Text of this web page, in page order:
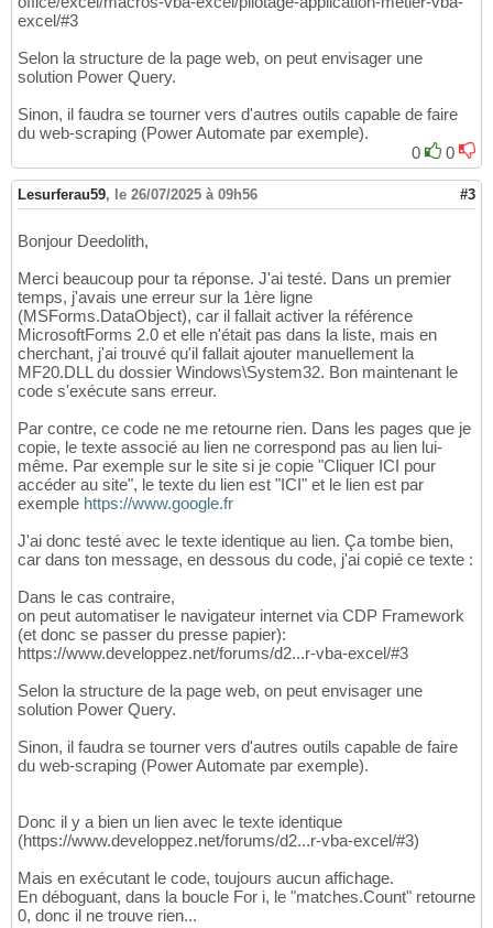
excel/#3
Selon la structure de la page web, on peut envisager une
solution Power Query.
Sinon, il faudra se tourner vers d'autres outils capable de faire
du web-scraping (Power Automate par exemple).
0
0
Lesurferau59, le 26/07/2025 à 09h56 #3
Bonjour Deedolith,
Merci beaucoup pour ta réponse. J'ai testé. Dans un premier
temps, j'avais une erreur sur la 1ère ligne
(MSForms.DataObject), car il fallait activer la référence
MicrosoftForms 2.0 et elle n'était pas dans la liste, mais en
cherchant, j'ai trouvé qu'il fallait ajouter manuellement la
MF20.DLL du dossier Windows\System32. Bon maintenant le
code s'exécute sans erreur.
Par contre, ce code ne me retourne rien. Dans les pages que je
copie, le texte associé au lien ne correspond pas au lien lui-
même. Par exemple sur le site si je copie "Cliquer ICI pour
accéder au site", le texte du lien est "ICI" et le lien est par
exemple https://www.google.fr
J'ai donc testé avec le texte identique au lien. Ça tombe bien,
car dans ton message, en dessous du code, j'ai copié ce texte :
Dans le cas contraire,
on peut automatiser le navigateur internet via CDP Framework
(et donc se passer du presse papier):
https://www.developpez.net/forums/d2...r-vba-excel/#3
Selon la structure de la page web, on peut envisager une
solution Power Query.
Sinon, il faudra se tourner vers d'autres outils capable de faire
du web-scraping (Power Automate par exemple).
Donc il y a bien un lien avec le texte identique
(https://www.developpez.net/forums/d2...r-vba-excel/#3)
Mais en exécutant le code, toujours aucun affichage.
En déboguant, dans la boucle For i, le "matches.Count" retourne
0, donc il ne trouve rien...